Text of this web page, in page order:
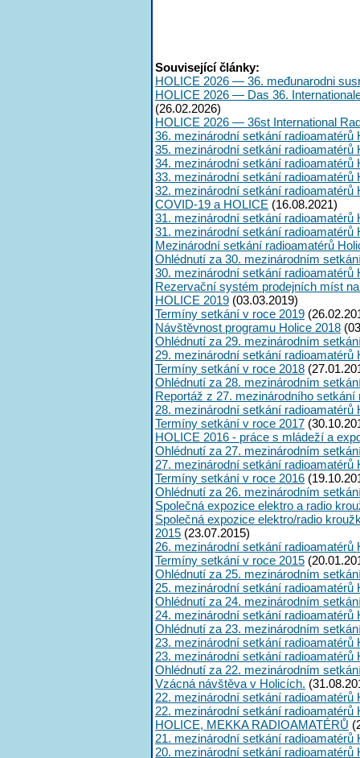
Související články:
HOLICE 2026 — 36. međunarodni
HOLICE 2026 — Das 36.
(26.02.2026)
HOLICE 2026 — 36st International
36. mezinárodní setkání radioamatérů
35. mezinárodní setkání radioamatérů
34. mezinárodní setkání radioamatérů
33. mezinárodní setkání radioamatérů
32. mezinárodní setkání radioamatérů
COVID-19 a HOLICE (16.08.2021)
31. mezinárodní setkání radioamatérů
31. mezinárodní setkání radioamatérů
Mezinárodní setkání radioamatérů
Ohlédnutí za 30. mezinárodním
30. mezinárodní setkání radioamatérů
Rezervační systém prodejních míst
HOLICE 2019 (03.03.2019)
Termíny setkání v roce 2019
Návštěvnost programu Holice 2018
Ohlédnutí za 29. mezinárodním
29. mezinárodní setkání radioamatérů
Termíny setkání v roce 2018
Ohlédnutí za 28. mezinárodním
Reportáž z 27. mezinárodního setkání
28. mezinárodní setkání radioamatérů
Termíny setkání v roce 2017
HOLICE 2016 - práce s mládeží a
Ohlédnutí za 27. mezinárodním
27. mezinárodní setkání radioamatérů
Termíny setkání v roce 2016
Ohlédnutí za 26. mezinárodním
Společná expozice elektro a radio
Společná expozice elektro/radio
2015 (23.07.2015)
26. mezinárodní setkání radioamatérů
Termíny setkání v roce 2015
Ohlédnutí za 25. mezinárodním
25. mezinárodní setkání radioamatérů
Ohlédnutí za 24. mezinárodním
24. mezinárodní setkání radioamatérů
Ohlédnutí za 23. mezinárodním
23. mezinárodní setkání
23. mezinárodní setkání radioamatérů
Ohlédnutí za 22. mezinárodním
Vzácná návštěva v Holicích.
22. mezinárodní setkání
22. mezinárodní setkání radioamatérů
HOLICE, MEKKA RADIOAMATÉRŮ
21. mezinárodní setkání radioamatérů
20. mezinárodní setkání radioamatérů